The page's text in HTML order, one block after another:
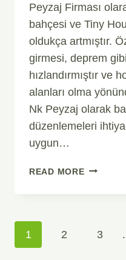
Peyzaj Firması
bahçesi ve Tiny
oldukça artmıştır.
girmesi, deprem
hızlandırmıştır ve
alanları olma
Nk Peyzaj olarak
düzenlemeleri
uygun…
READ MOREHOBI
Page
Navigation
1 2 3